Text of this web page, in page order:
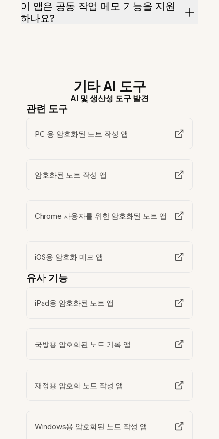
이 앱은 공동 작업 메모 기능을 지원
하나요?
기타 AI 도구
AI 및 생산성 도구 발견
관련 도구
PC 용 암호화된 노트 작성 앱
암호화된 노트 작성 앱
Chrome 사용자를 위한 암호화된 노트 앱
iOS용 암호화 메모 앱
유사 기능
iPad용 암호화된 노트 앱
국방용 암호화된 노트 기록 앱
재정용 암호화 노트 작성 앱
Windows용 암호화된 노트 작성 앱